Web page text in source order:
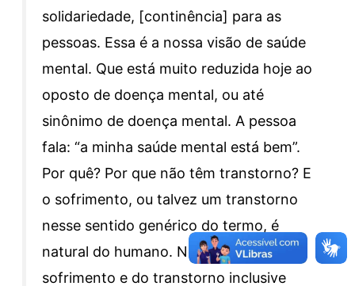
solidariedade, [continência] para as
pessoas. Essa é a nossa visão de saúde
mental. Que está muito reduzida hoje ao
oposto de doença mental, ou até
sinônimo de doença mental. A pessoa
fala: “a minha saúde mental está bem”.
Por quê? Por que não têm transtorno? E
o sofrimento, ou talvez um transtorno
nesse sentido genérico do termo, é
natural do humano. Nós precisamos do
sofrimento e do transtorno inclusive